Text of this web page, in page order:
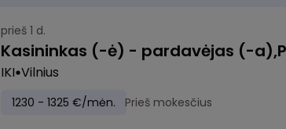
prieš 1 d.
IKI Vilnius
1230 - 1325 €/mėn. Prieš mokesčius